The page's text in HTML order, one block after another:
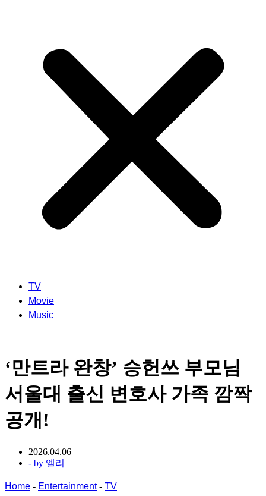
TV
Movie
Music
‘만트라 완창’ 승헌쓰 부모님
서울대 출신 변호사 가족 깜짝
공개!
2026.04.06
- by 엘리
Home - Entertainment- TV